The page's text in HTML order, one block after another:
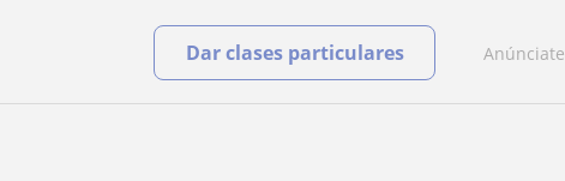
Anúnciate
Dar clases particulares